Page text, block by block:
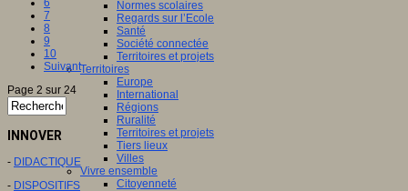
Normes scolaires
Regards sur l’Ecole
Santé
Société connectée
Territoires et projets
Territoires
Europe
International
Régions
Ruralité
Territoires et projets
Tiers lieux
Villes
Vivre ensemble
Citoyenneté
7
8
9
10
Suivant
Page 2 sur 24
INNOVER
- DIDACTIQUE
- DISPOSITIFS